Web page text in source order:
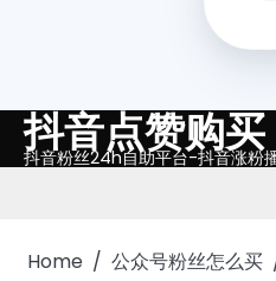
Skip抖音点赞购买
抖音粉丝24h自助平台-抖音涨粉
Home 公众号粉丝怎么买